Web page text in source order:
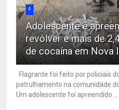
4
Adolescente é
revólver e mais de
de cocaína em Nova
Flagrante foi feito por policiais
patrulhamento na comunidade
Um adolescente foi apreendido ...